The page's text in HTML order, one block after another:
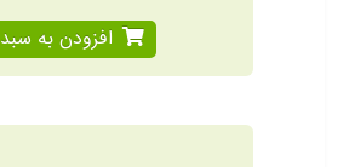
افزودن به سبد